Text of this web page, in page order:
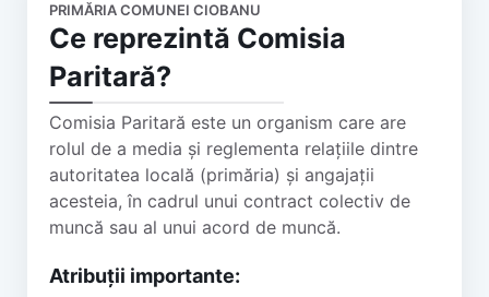
PRIMĂRIA COMUNEI CIOBANU
Ce reprezintă Comisia
Paritară?
Comisia Paritară este un organism care are
rolul de a media și reglementa relațiile dintre
autoritatea locală (primăria) și angajații
acesteia, în cadrul unui contract colectiv de
muncă sau al unui acord de muncă.
Atribuții importante: